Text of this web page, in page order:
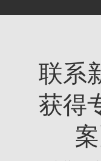
联系
获得